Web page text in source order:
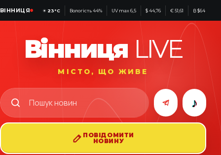
ВІННИЦЯ ☀ 23°C Вологість 44% UV max 6,5 $ 44,76 € 51,61 ₿ $64 890
Вінниця LIVE
МІСТО, ЩО ЖИВЕ
♪
ПОВІДОМИТИ
НОВИНУ